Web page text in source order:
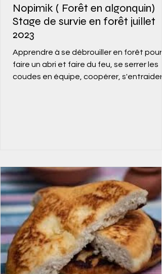
Nopimik ( Forêt en algonquin)
Stage de survie en forêt juillet
2023
Apprendre à se débrouiller en forêt pour
faire un abri et faire du feu, se serrer les
coudes en équipe, coopérer, s'entraider